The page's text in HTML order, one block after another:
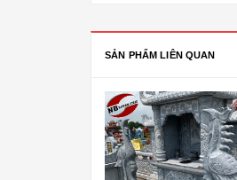
SẢN PHẨM LIÊN QUAN